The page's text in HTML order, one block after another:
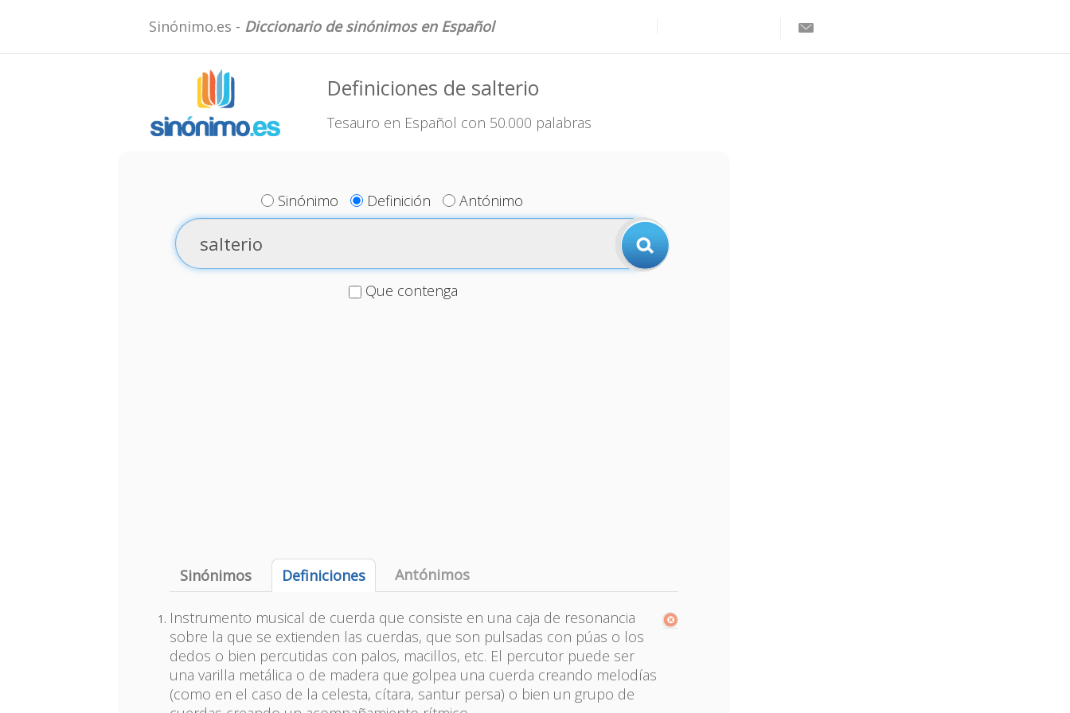
Sinónimo.es - Diccionario de sinónimos en Español
Definiciones de salterio
Tesauro en Español con 50.000 palabras
Sinónimo Definición Antónimo
Que contenga
Sinónimos Definiciones Antónimos
Instrumento musical de cuerda que consiste en una caja de resonancia
sobre la que se extienden las cuerdas, que son pulsadas con púas o los
dedos o bien percutidas con palos, macillos, etc. El percutor puede ser
una varilla metálica o de madera que golpea una cuerda creando melodías
(como en el caso de la celesta, cítara, santur persa) o bien un grupo de